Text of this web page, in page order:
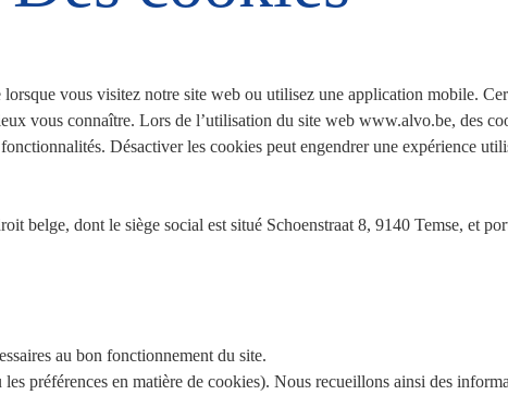
vous visitez notre site web ou utilisez une application mobile.
vous connaître. Lors de l’utilisation du site web www.alvo.be, des
Désactiver les cookies peut engendrer une expérience
belge, dont le siège social est situé Schoenstraat 8, 9140 Temse, et
au bon fonctionnement du site.
préférences en matière de cookies). Nous recueillons ainsi des